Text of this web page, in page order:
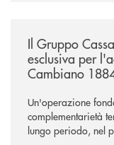
Il Gruppo
esclusiva per
Cambiano
Un'operazione
complementarietà
lungo periodo, nel